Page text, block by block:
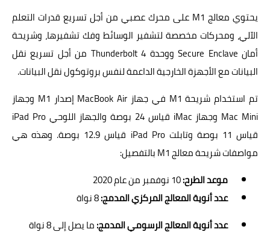
يحتوي معالج M1 على محرك عصبي من أجل تسريع قدرات التعلم
الآلي، ومحركات مخصصة لتشفير الوسائط وفك تشفيرها، وشريحة
أمان Secure Enclave ووحدة Thunderbolt 4 من أجل تسريع نقل
البيانات مع الأجهزة الخارجية الداعمة لنفس بروتوكول نقل البيانات.
تم استخدام شريحة M1 في جهاز MacBook Air إصدار M1 وجهاز
Mac Mini وجهاز iMac قياس 24 بوصة والجهاز اللوحي iPad Pro
قياس 11 بوصة وتابلت iPad Pro قياس 12.9 بوصة. وهذه هي
مواصفات شريحة معالج M1 بالتفصيل:
موعد الطرح:10 نوفمبر من عام 2020
عدد أنوية المعالج المركزي المدمج:8 نواة
عدد أنوية المعالج الرسومي المدمج:ما يصل إلى 8 نواة